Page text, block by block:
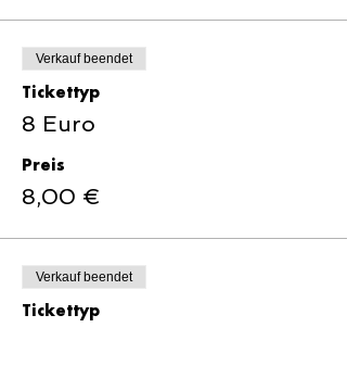
Verkauf beendet
Tickettyp
8 Euro
Preis
8,00 €
Verkauf beendet
Tickettyp